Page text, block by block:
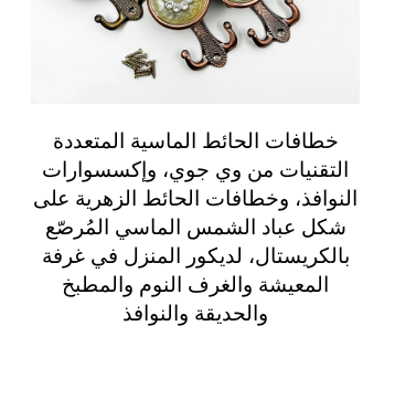
خطافات الحائط الماسية المتعددة
التقنيات من وي جوي، وإكسسوارات
النوافذ، وخطافات الحائط الزهرية على
شكل عباد الشمس الماسي المُرصّع
بالكريستال، لديكور المنزل في غرفة
المعيشة والغرف النوم والمطبخ
والحديقة والنوافذ